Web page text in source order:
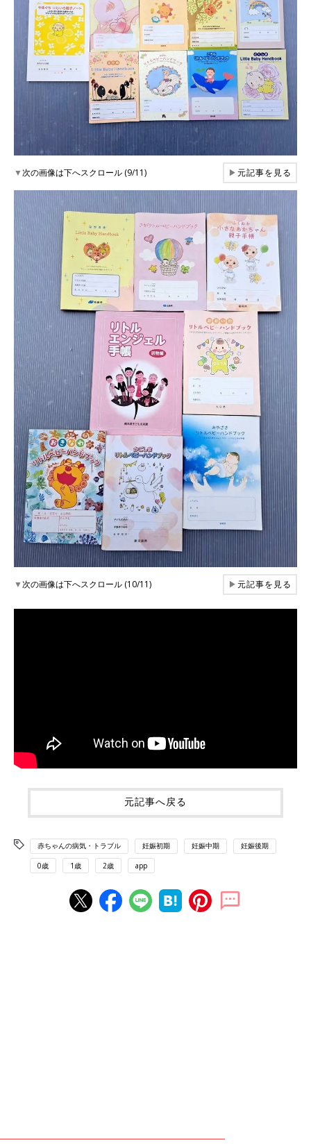
▼次の画像は下へスクロール (9/11) ▶元記事を見る
▼次の画像は下へスクロール (10/11) ▶元記事を見る
元記事へ戻る
赤ちゃんの病気・トラブル 妊娠初期 妊娠中期 妊娠後期
0歳 1歳 2歳 app